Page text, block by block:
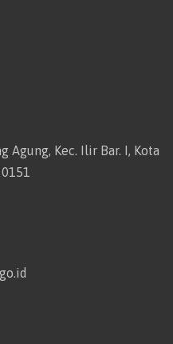
Agung, Kec. Ilir Bar. I, Kota